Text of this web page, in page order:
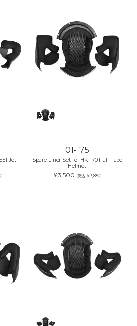
Jet
01-175
Spare Liner Set for HK-170 Full Face
Helmet
￥3,500 (税込:￥3,850)